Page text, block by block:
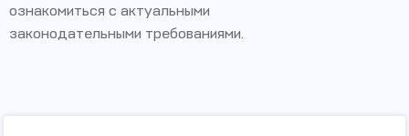
ознакомиться с актуальными
законодательными требованиями.